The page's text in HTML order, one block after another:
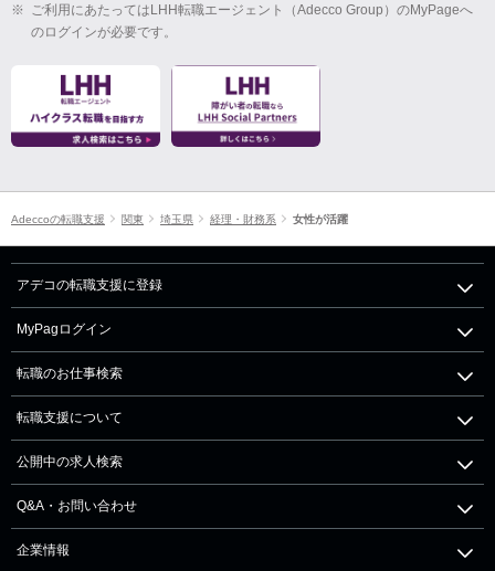
※ ご利用にあたってはLHH転職エージェント（Adecco Group）のMyPageへ
のログインが必要です。
Adeccoの転職支援 関東 埼玉県 経理・財務系 女性が活躍
アデコの転職支援に登録
MyPagログイン
転職のお仕事検索
転職支援について
公開中の求人検索
Q&A・お問い合わせ
企業情報